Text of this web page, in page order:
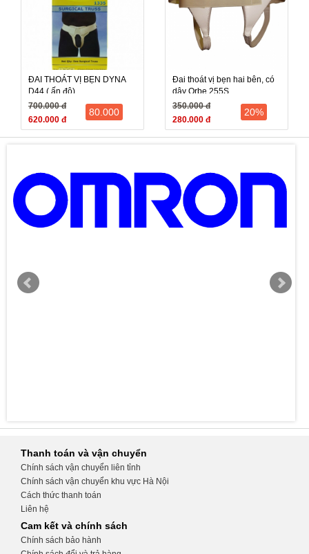
ĐAI THOÁT VỊ BẸN DYNA
D44 ( ấn độ)
700.000 đ
620.000 đ
80.000
Đai thoát vị bẹn hai bên, có
dây Orbe 255S
350.000 đ
280.000 đ
20%
Thanh toán và vận chuyển
Chính sách vận chuyển liên tỉnh
Chính sách vận chuyển khu vực Hà Nội
Cách thức thanh toán
Liên hệ
Cam kết và chính sách
Chính sách bảo hành